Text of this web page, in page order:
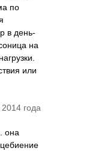
по
в день-
на
или
года
она